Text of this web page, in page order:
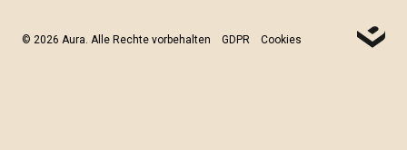
© 2026 Aura. Alle Rechte vorbehalten GDPR Cookies